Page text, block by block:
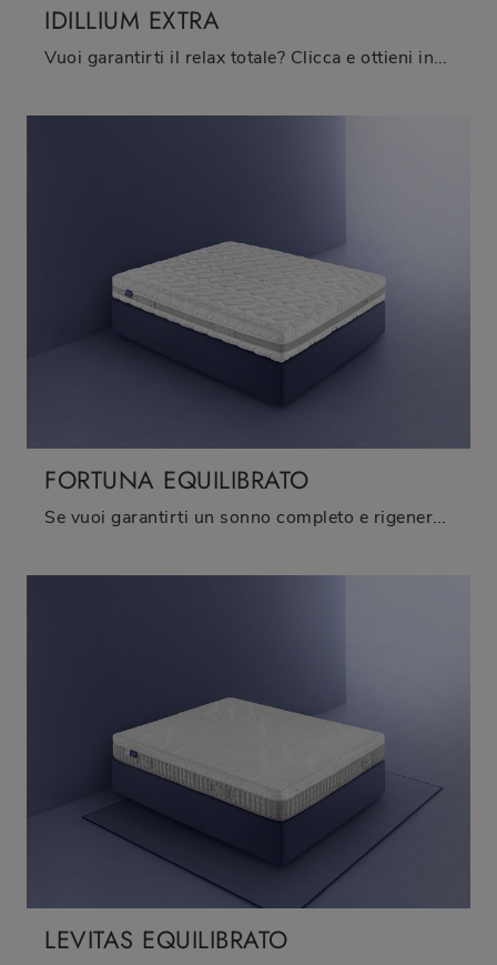
IDILLIUM EXTRA
Vuoi garantirti il relax totale? Clicca e ottieni informazioni sul materasso Idillium Extra tra i modelli a molle insacchettate matrimoniali di ...
FORTUNA EQUILIBRATO
Se vuoi garantirti un sonno completo e rigenerante, scopri i Materassi in memory foam matrimoniali come il modello Fortuna Equilibrato Bedding.
LEVITAS EQUILIBRATO